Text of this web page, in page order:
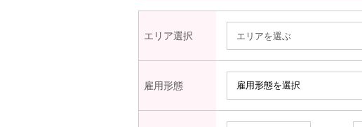
エリア選択 エリアを選ぶ
雇用形態